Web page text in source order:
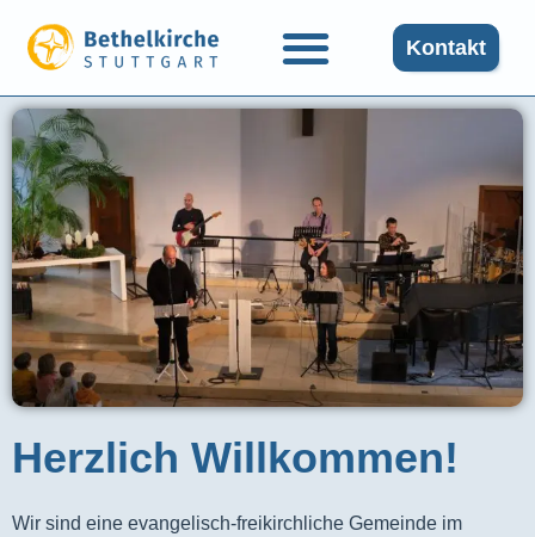
Kontakt
Herzlich Willkommen!
Wir sind eine evangelisch-freikirchliche Gemeinde im